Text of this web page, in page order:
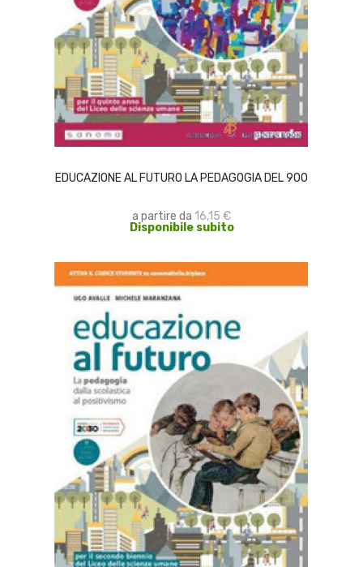
EDUCAZIONE AL FUTURO LA PEDAGOGIA DEL 900
a partire da 16,15 €
Disponibile subito
SCEGLI